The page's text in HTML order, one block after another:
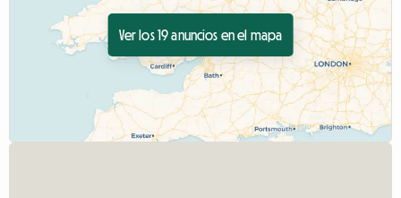
Ver los 19 anuncios en el mapa